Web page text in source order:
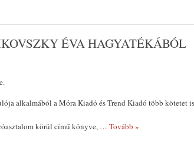
ÉVA HAGYATÉKÁBÓL
alkalmából a Móra Kiadó és Trend Kiadó több kötetet is
körül című könyve, … Tovább »